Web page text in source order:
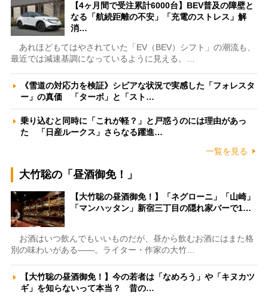
【4ヶ月間で受注累計6000台】BEV普及の障壁と
なる「航続距離の不安」「充電のストレス」解
消…
あれほどもてはやされていた「EV（BEV）シフト」の潮流も、
最近では減速基調になっているように見える。…
《雪道の対応力を検証》シビアな状況で実感した「フォレスタ
ー」の真価 「ターボ」と「スト…
乗り込むと同時に「これが軽？」と戸惑うのには理由があっ
た 「日産ルークス」さらなる躍進…
一覧を見る
大竹聡の「昼酒御免！」
【大竹聡の昼酒御免！】「ネグローニ」「山崎」
「マンハッタン」新宿三丁目の隠れ家バーで1…
お酒はいつ飲んでもいいものだが、昼から飲むお酒にはまた格
別の味わいがある――。ライター・作家の大竹…
【大竹聡の昼酒御免！】今の若者は「なめろう」や「キヌカツ
ギ」を知らないって本当？ 昔の…